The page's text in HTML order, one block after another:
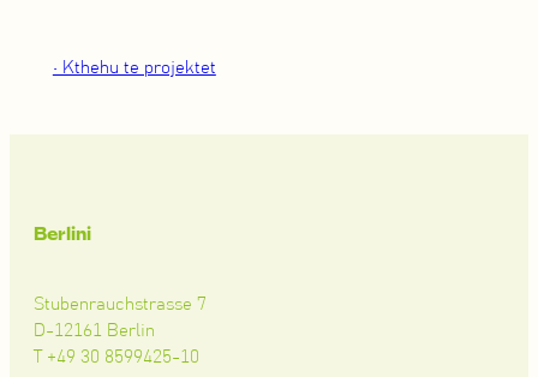
• Kthehu te projektet
Berlini
Stubenrauchstrasse 7
D-12161 Berlin
T +49 30 8599425-10